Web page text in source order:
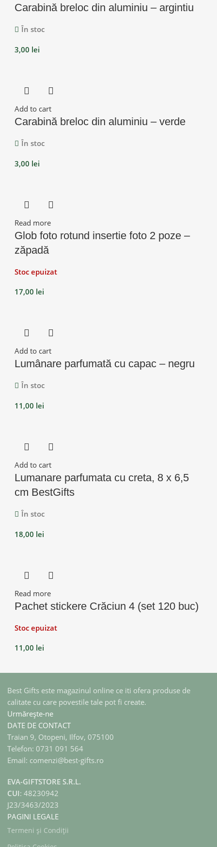
Carabină breloc din aluminiu – argintiu
În stoc
3,00 lei
Add to cart
Carabină breloc din aluminiu – verde
În stoc
3,00 lei
Read more
Glob foto rotund insertie foto 2 poze –
zăpadă
Stoc epuizat
17,00 lei
Add to cart
Lumânare parfumată cu capac – negru
În stoc
11,00 lei
Add to cart
Lumanare parfumata cu creta, 8 x 6,5
cm BestGifts
În stoc
18,00 lei
Read more
Pachet stickere Crăciun 4 (set 120 buc)
Stoc epuizat
11,00 lei
Best Gifts este magazinul online ce iti ofera produse de
calitate cu care povestile tale pot fi create.
Urmărește-ne
DATE DE CONTACT
Traian 9, Otopeni, Ilfov, 075100
Telefon: 0731 091 564
Email: comenzi@best-gifts.ro
EVA-GIFTSTORE S.R.L.
CUI: 48230942
J23/3463/2023
PAGINI LEGALE
Termeni și Condiții